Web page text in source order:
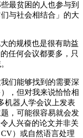
最贫困的人也参与到
与社会相结合」的大
的规模也是很有助益
任何会议都要多，只
们能够找到的需要深
，但对我来说恰恰相
器人学会议上发表
，可能很容易就会发
人兴奋的论文并非关
）或自然语言处理